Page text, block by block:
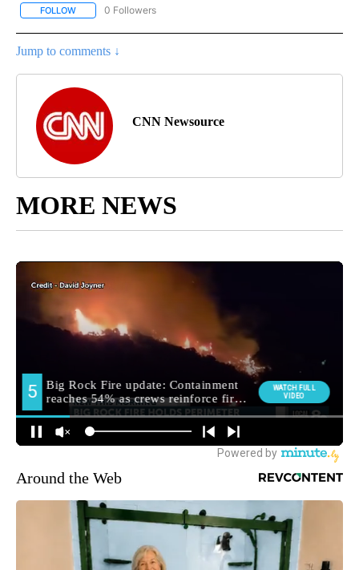
FOLLOW FOLLOW "CNN-SPANISH" TO RECEIVE NOTIFICATIONS ABOUT
0 Followers
Jump to comments ↓
CNN Newsource
MORE NEWS
Around the Web